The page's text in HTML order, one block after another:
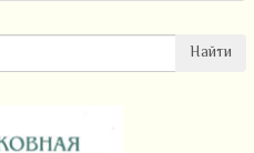
Найти